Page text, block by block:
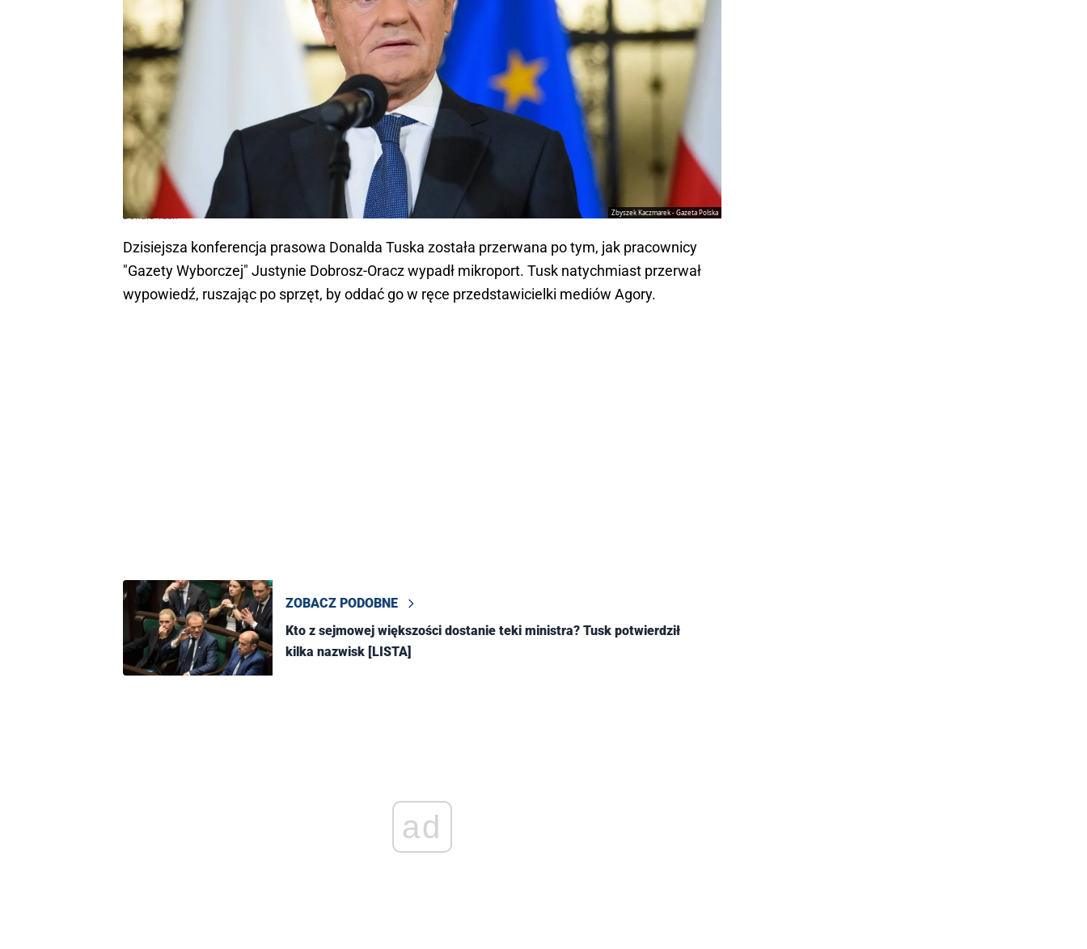
Zbyszek Kaczmarek - Gazeta Polska
Donald Tusk
Dzisiejsza konferencja prasowa Donalda Tuska została przerwana po tym, jak pracownicy
"Gazety Wyborczej" Justynie Dobrosz-Oracz wypadł mikroport. Tusk natychmiast przerwał
wypowiedź, ruszając po sprzęt, by oddać go w ręce przedstawicielki mediów Agory.
ZOBACZ PODOBNE
Kto z sejmowej większości dostanie teki ministra? Tusk potwierdził
kilka nazwisk [LISTA]
ad